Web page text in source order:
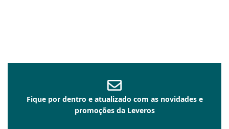
Fique por dentro e atualizado com as novidades e
promoções da Leveros